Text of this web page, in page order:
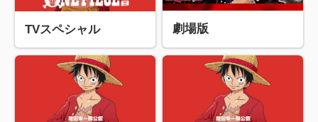
TVスペシャル 劇場版